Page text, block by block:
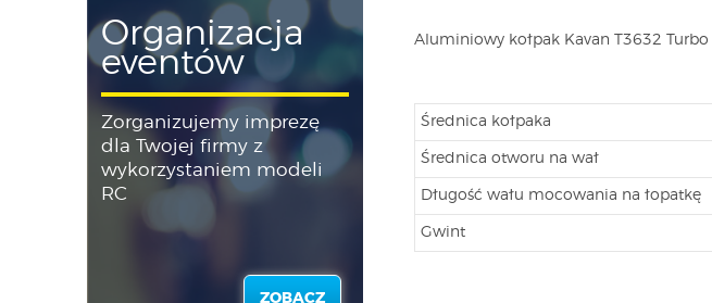
Organizacja
eventów
Zorganizujemy imprezę
dla Twojej firmy z
wykorzystaniem modeli
RC
ZOBACZ
Aluminiowy kołpak Kavan T3632 Turbo
Średnica kołpaka
Średnica otworu na wał
Długość wału mocowania na łopatkę
Gwint